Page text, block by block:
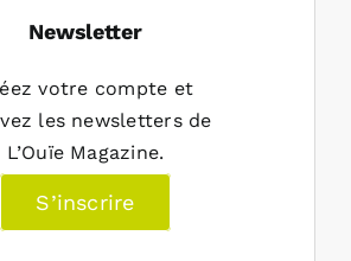
Newsletter
votre compte et
les newsletters de
L’Ouïe Magazine.
S’inscrire